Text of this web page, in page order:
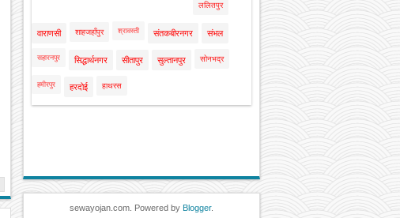
ललितपुर
वाराणसी शाहजहाँपुर श्रावस्ती संतकबीरनगर संभल
सहारनपुर सिद्धार्थनगर सीतापुर सुल्तानपुर सोनभद्र
हमीरपुर हरदोई हाथरस
sewayojan.com. Powered by Blogger.